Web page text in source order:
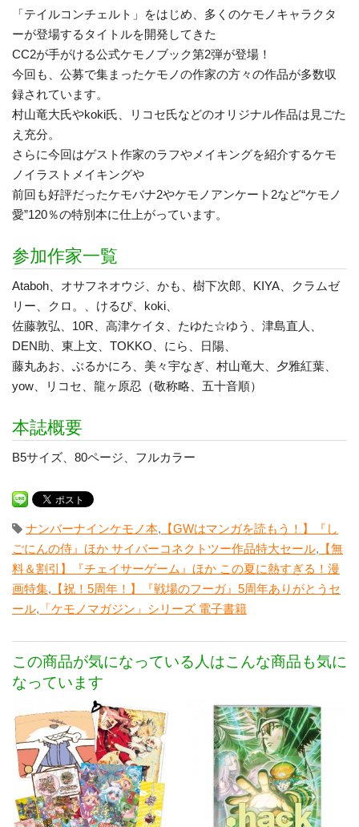
「テイルコンチェルト」をはじめ、多くのケモノキャラクタ
ーが登場するタイトルを開発してきた
CC2が手がける公式ケモノブック第2弾が登場！
今回も、公募で集まったケモノの作家の方々の作品が多数収
録されています。
村山竜大氏やkoki氏、リコセ氏などのオリジナル作品は見ごた
え充分。
さらに今回はゲスト作家のラフやメイキングを紹介するケモ
ノイラストメイキングや
前回も好評だったケモバナ2やケモノアンケート2など“ケモノ
愛”120％の特別本に仕上がっています。
参加作家一覧
Ataboh、オサフネオウジ、かも、樹下次郎、KIYA、クラムゼ
リー、クロ。、けるぴ、koki、
佐藤敦弘、10R、高津ケイタ、たゆた☆ゆう、津島直人、
DEN助、東上文、TOKKO、にら、日陽、
藤丸あお、ぶるかにろ、美々宇なぎ、村山竜大、夕雅紅葉、
yow、リコセ、龍ヶ原忍（敬称略、五十音順）
本誌概要
B5サイズ、80ページ、フルカラー
ナンバーナインケモノ本, 【GWはマンガを読もう！】『し
ごにんの侍』ほか サイバーコネクトツー作品特大セール, 【無
料＆割引】『チェイサーゲーム』ほか この夏に熱すぎる！漫
画特集, 【祝！5周年！】『戦場のフーガ』5周年ありがとうセ
ール, 「ケモノマガジン」シリーズ 電子書籍
この商品が気になっている人はこんな商品も気に
なっています